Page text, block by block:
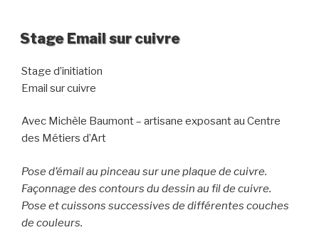
Stage Email sur cuivre
Stage d’initiation
Email sur cuivre
Avec Michèle Baumont – artisane exposant au Centre
des Métiers d’Art
Pose d’émail au pinceau sur une plaque de cuivre.
Façonnage des contours du dessin au fil de cuivre.
Pose et cuissons successives de différentes couches
de couleurs.